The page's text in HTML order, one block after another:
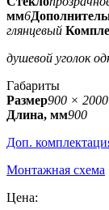
мм6
глянцевый
душевой уголок
Габариты
Размер900 ×
Длина, мм900
Доп.
Монтажная схема
Цена: